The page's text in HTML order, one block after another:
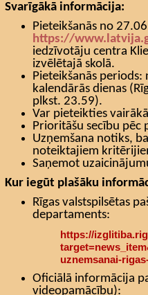
Svarīgākā informācija:
Pieteikšanās no
https://
iedzīvotāju centra
izvēlētajā skolā.
Pieteikšanās
kalendārās dienas
plkst. 23.59).
Var pieteikties
Prioritāšu secību pēc
Uzņemšana notiks,
noteiktajiem
Saņemot
Kur iegūt plašāku
Rīgas valstspilsētas
departaments:
https://
uznemsanai-
Oficiālā informācija
videopamācību):